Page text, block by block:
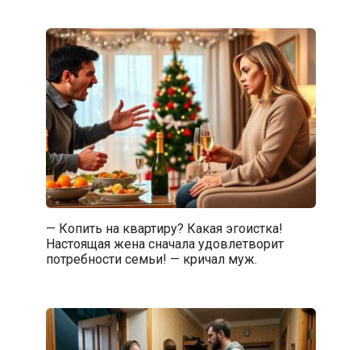
— Копить на квартиру? Какая эгоистка!
Настоящая жена сначала удовлетворит
потребности семьи! — кричал муж.